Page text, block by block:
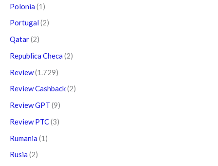
Polonia (1)
Portugal (2)
Qatar(2)
Republica Checa (2)
Review(1.729)
Review Cashback(2)
Review GPT (9)
Review PTC(3)
Rumania (1)
Rusia (2)